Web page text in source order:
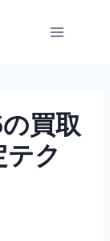
買取
ク